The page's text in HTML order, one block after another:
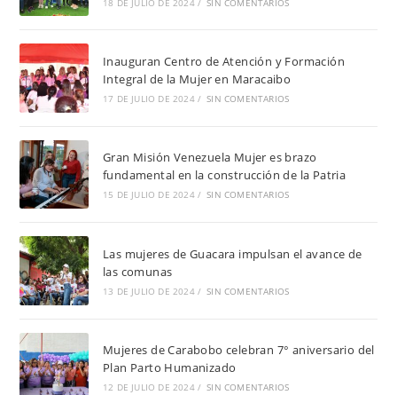
Inauguran Centro de Atención y Formación
Integral de la Mujer en Maracaibo
17 DE JULIO DE 2024 / SIN COMENTARIOS
Gran Misión Venezuela Mujer es brazo
fundamental en la construcción de la Patria
15 DE JULIO DE 2024 / SIN COMENTARIOS
Las mujeres de Guacara impulsan el avance de
las comunas
13 DE JULIO DE 2024 / SIN COMENTARIOS
Mujeres de Carabobo celebran 7° aniversario del
Plan Parto Humanizado
12 DE JULIO DE 2024 / SIN COMENTARIOS